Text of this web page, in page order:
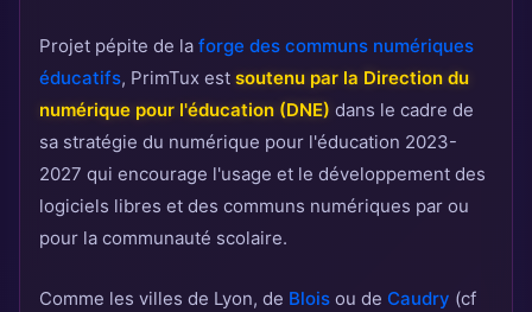
Projet pépite de la forge des communs numériques
éducatifs, PrimTux est soutenu par la Direction du
numérique pour l'éducation (DNE) dans le cadre de
sa stratégie du numérique pour l'éducation 2023-
2027 qui encourage l'usage et le développement des
logiciels libres et des communs numériques par ou
pour la communauté scolaire.
Comme les villes de Lyon, de Blois ou de Caudry (cf